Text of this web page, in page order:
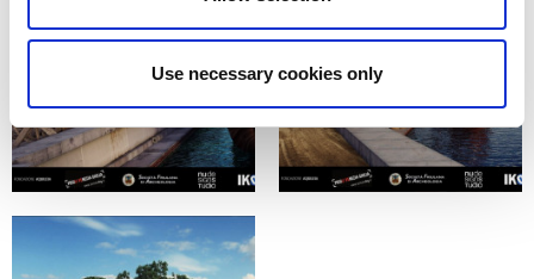
Use necessary cookies only